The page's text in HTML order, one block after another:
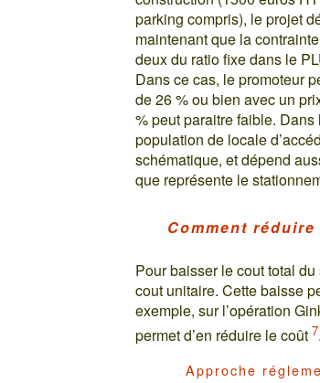
parking compris), le projet
maintenant que la
deux du ratio fixe dans le
Dans ce cas, le promoteur
de 26 % ou bien avec un
% peut paraitre faible. Dans
population de locale
schématique, et dépend
que représente le
Comment
Pour baisser le cout total
cout unitaire. Cette baisse
exemple, sur l’opération
permet d’en réduire le coût 7
Approche